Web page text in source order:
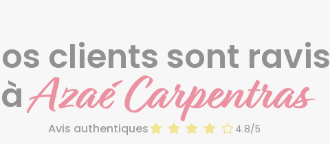
clients sont ravis
àAzaé Carpentras
Avis authentiques 4.8/5